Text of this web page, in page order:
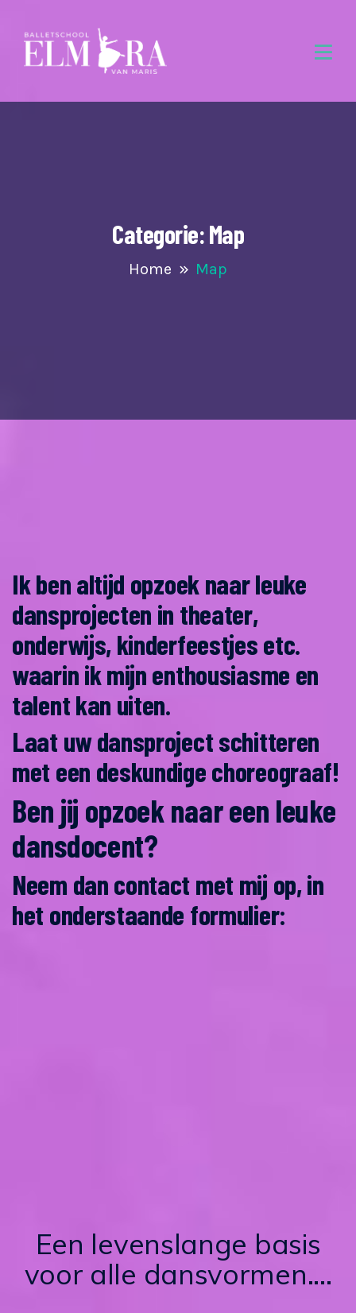
Categorie:Map
Home Map
Ik ben altijd opzoek naar leuke
dansprojecten in theater,
onderwijs, kinderfeestjes etc.
waarin ik mijn enthousiasme en
talent kan uiten.
Laat uw dansproject schitteren
met een deskundige choreograaf!
Ben jij opzoek naar een leuke
dansdocent?
Neem dan contact met mij op, in
het onderstaande formulier:
Een levenslange basis
voor alle dansvormen....